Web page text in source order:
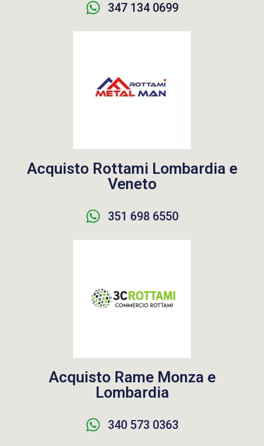
347 134 0699
Acquisto Rottami Lombardia e
Veneto
351 698 6550
Acquisto Rame Monza e
Lombardia
340 573 0363